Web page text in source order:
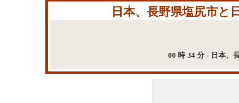
日本、長野県塩尻市と
00 時 34 分 - 日本、